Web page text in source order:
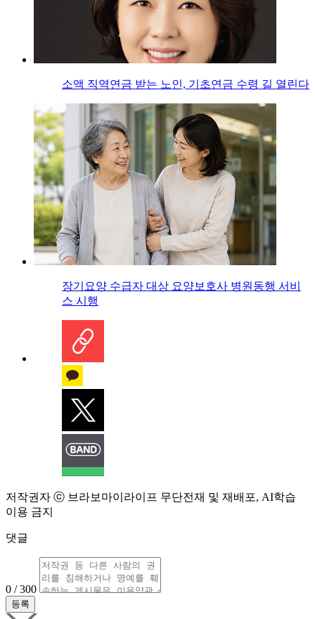
소액 직역연금 받는 노인, 기초연금 수령 길 열린다
장기요양 수급자 대상 요양보호사 병원동행 서비
스 시행
저작권자 ⓒ 브라보마이라이프 무단전재 및 재배포, AI학습
이용 금지
댓글
0 / 300